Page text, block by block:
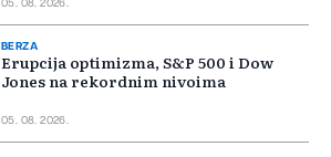
05. 08. 2026.
BERZA
Erupcija optimizma, S&P 500 i Dow
Jones na rekordnim nivoima
05. 08. 2026.